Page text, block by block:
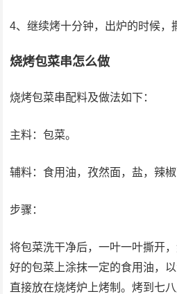
4、继续烤十分钟，出炉的时候，
烧烤包菜串怎么做
烧烤包菜串配料及做法如下：
主料：包菜。
辅料：食用油，孜然面，盐，辣椒
步骤：
将包菜洗干净后，一叶一叶撕开
好的包菜上涂抹一定的食用油，
直接放在烧烤炉上烤制。烤到七